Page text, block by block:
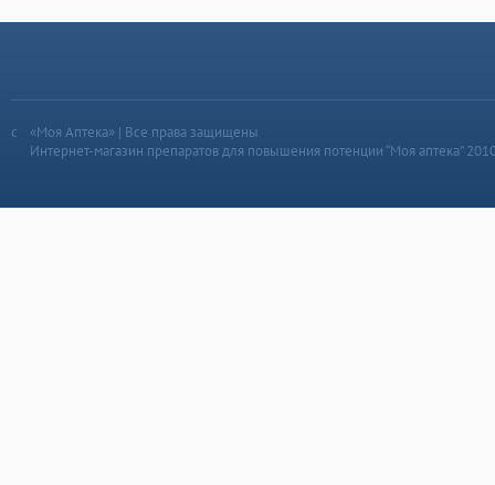
«Моя Аптека» | Все права защищены
Интернет-магазин препаратов для повышения потенции “Моя аптека”